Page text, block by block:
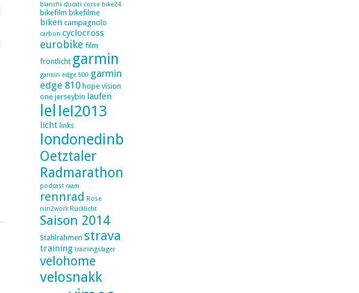
bianchi ducati corse bike24
bikefilm bikefilme
biken campagnolo
carbon cyclocross
eurobike film
frontlicht garmin
garmin edge 500 garmin
edge 810 hope vision
one jerseybin laufen
lel lel2013
licht links
londonedinburghlondon
Oetztaler
Radmarathon
podcast raam
rennrad Rose
run2work Rücklicht
Saison 2014
Stahlrahmen strava
training trainingslager
velohome
velosnakk